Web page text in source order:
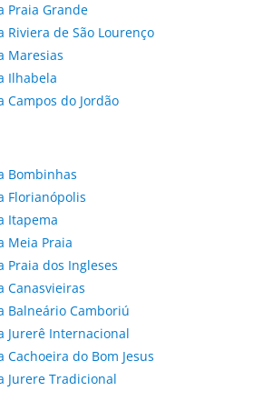
Praia Grande
Riviera de São Lourenço
Maresias
Ilhabela
Campos do Jordão
Bombinhas
Florianópolis
Itapema
Meia Praia
Praia dos Ingleses
Canasvieiras
Balneário Camboriú
Jurerê Internacional
do Bom Jesus
Jurere Tradicional